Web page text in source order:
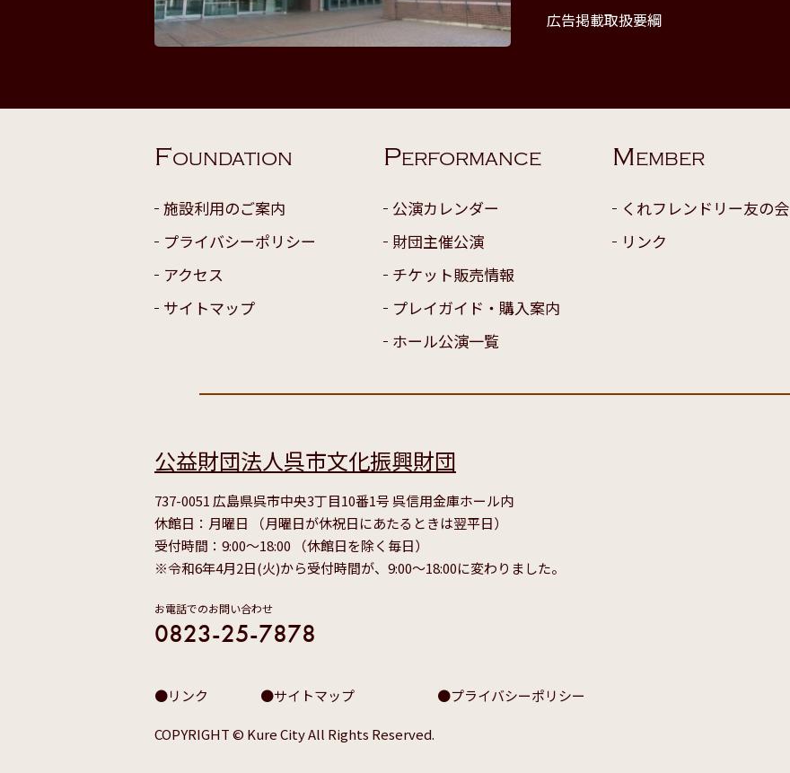
広告掲載取扱要綱
FOUNDATION
施設利用のご案内
プライバシーポリシー
アクセス
サイトマップ
PERFORMANCE
公演カレンダー
財団主催公演
チケット販売情報
プレイガイド・購入案内
ホール公演一覧
MEMBER
くれフレンドリー友の会
リンク
公益財団法人呉市文化振興財団
737-0051 広島県呉市中央3丁目10番1号 呉信用金庫ホール内
休館日：月曜日 （月曜日が休祝日にあたるときは翌平日）
受付時間：9:00～18:00 （休館日を除く毎日）
※令和6年4月2日(火)から受付時間が、9:00～18:00に変わりました。
お電話でのお問い合わせ
0823-25-7878
リンク サイトマップ プライバシーポリシー
COPYRIGHT © Kure City All Rights Reserved.